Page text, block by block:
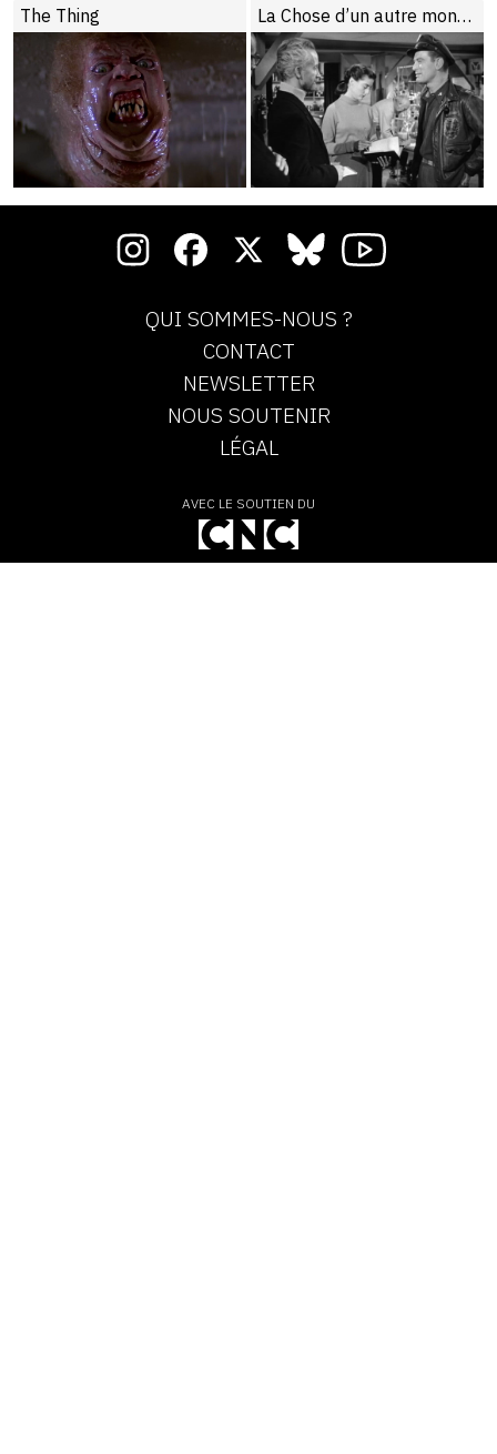
The Thing La Chose d’un autre monde
QUI SOMMES-NOUS ?
CONTACT
NEWSLETTER
NOUS SOUTENIR
LÉGAL
AVEC LE SOUTIEN DU